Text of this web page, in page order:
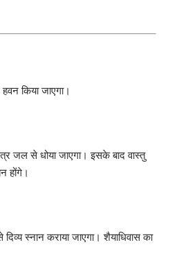
किया जाएगा।
जल से धोया जाएगा। इसके बाद वास्तु
होंगे।
स्नान कराया जाएगा। शैयाधिवास का